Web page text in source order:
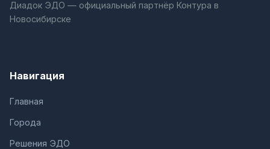
Диадок ЭДО — официальный партнёр Контура в
Новосибирске
Навигация
Главная
Города
Решения ЭДО